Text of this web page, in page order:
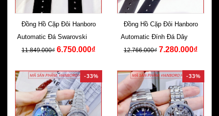
Đồng Hồ Cặp Đôi Hanboro
Automatic Đá Swarovski Dây
Silicone Đen
11.849.000₫ 6.750.000₫
Đồng Hồ Cặp Đôi Hanboro
Automatic Đính Đá Dây Cao
Su Đen
12.766.000₫ 7.280.000₫
-33% -33%